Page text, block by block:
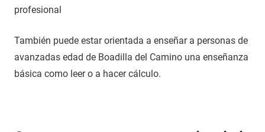
profesional
También puede estar orientada a enseñar a personas de
avanzadas edad de Boadilla del Camino una enseñanza
básica como leer o a hacer cálculo.